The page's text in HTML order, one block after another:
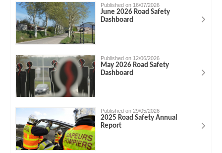
Published on 16/07/2026
June 2026 Road Safety
Dashboard
Published on 12/06/2026
May 2026 Road Safety
Dashboard
Published on 29/05/2026
2025 Road Safety Annual
Report